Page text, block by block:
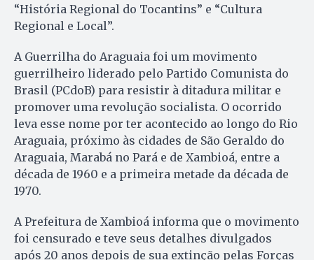
“História Regional do Tocantins” e “Cultura
Regional e Local”.
A Guerrilha do Araguaia foi um movimento
guerrilheiro liderado pelo Partido Comunista do
Brasil (PCdoB) para resistir à ditadura militar e
promover uma revolução socialista. O ocorrido
leva esse nome por ter acontecido ao longo do Rio
Araguaia, próximo às cidades de São Geraldo do
Araguaia, Marabá no Pará e de Xambioá, entre a
década de 1960 e a primeira metade da década de
1970.
A Prefeitura de Xambioá informa que o movimento
foi censurado e teve seus detalhes divulgados
após 20 anos depois de sua extinção pelas Forças